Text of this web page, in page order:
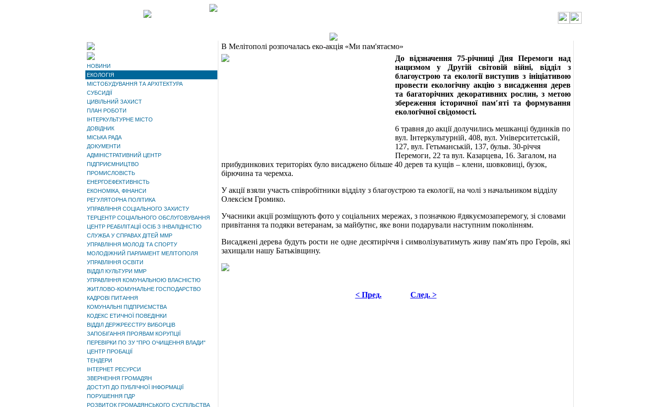
НОВИНИ
ЕКОЛОГІЯ
МІСТОБУДУВАННЯ ТА АРХІТЕКТУРА
СУБСИДІЇ
ЦИВІЛЬНИЙ ЗАХИСТ
ПЛАН РОБОТИ
ІНТЕРКУЛЬТУРНЕ МІСТО
ДОВІДНИК
МІСЬКА РАДА
ДОКУМЕНТИ
АДМІНІСТРАТИВНИЙ ЦЕНТР
ПІДПРИЄМНИЦТВО
ПРОМИСЛОВІСТЬ
ЕНЕРГОЕФЕКТИВНІСТЬ
ЕКОНОМІКА, ФІНАНСИ
РЕГУЛЯТОРНА ПОЛІТИКА
УПРАВЛІННЯ СОЦІАЛЬНОГО ЗАХИСТУ
ТЕРЦЕНТР СОЦІАЛЬНОГО ОБСЛУГОВУВАННЯ
ЦЕНТР РЕАБІЛІТАЦІЇ ОСІБ З ІНВАЛІДНІСТЮ
СЛУЖБА У СПРАВАХ ДІТЕЙ ММР
УПРАВЛІННЯ МОЛОДІ ТА СПОРТУ
МОЛОДІЖНИЙ ПАРЛАМЕНТ МЕЛІТОПОЛЯ
УПРАВЛІННЯ ОСВІТИ
ВІДДІЛ КУЛЬТУРИ ММР
УПРАВЛІННЯ КОМУНАЛЬНОЮ ВЛАСНІСТЮ
ЖИТЛОВО-КОМУНАЛЬНЕ ГОСПОДАРСТВО
КАДРОВІ ПИТАННЯ
КОМУНАЛЬНІ ПІДПРИЄМСТВА
КОДЕКС ЕТИЧНОЇ ПОВЕДІНКИ
ВІДДІЛ ДЕРЖРЕЄСТРУ ВИБОРЦІВ
ЗАПОБІГАННЯ ПРОЯВАМ КОРУПЦІЇ
ПЕРЕВІРКИ ПО ЗУ "ПРО ОЧИЩЕННЯ ВЛАДИ"
ЦЕНТР ПРОБАЦІЇ
ТЕНДЕРИ
ІНТЕРНЕТ РЕСУРСИ
ЗВЕРНЕННЯ ГРОМАДЯН
ДОСТУП ДО ПУБЛІЧНОЇ ІНФОРМАЦІЇ
ПОРУШЕННЯ ПДР
РОЗВИТОК ГРОМАДЯНСЬКОГО СУСПІЛЬСТВА
В Мелітополі розпочалась еко-акція «Ми пам'ятаємо»
До відзначення 75-річниці Дня Перемоги над
нацизмом у Другій світовій війні, відділ з
благоустрою та екології виступив з ініціативою
провести екологічну акцію з висадження дерев
та багаторічних декоративних рослин, з метою
збереження історичної пам′яті та формування
екологічної свідомості.
6 травня до акції долучились мешканці будинків по
вул. Інтеркультурній, 408, вул. Університетській,
127, вул. Гетьманській, 137, бульв. 30-річчя
Перемоги, 22 та вул. Казарцева, 16. Загалом, на
прибудинкових територіях було висаджено більше 40 дерев та кущів – клени, шовковиці, бузок,
бірючина та черемха.
У акції взяли участь співробітники відділу з благоустрою та екології, на чолі з начальником відділу
Олексієм Громико.
Учасники акції розміщують фото у соціальних мережах, з позначкою #дякуємозаперемогу, зі словами
привітання та подяки ветеранам, за майбутнє, яке вони подарували наступним поколінням.
Висаджені дерева будуть рости не одне десятиріччя і символізуватимуть живу пам′ять про Героїв, які
захищали нашу Батьківщину.
< Пред. След. >